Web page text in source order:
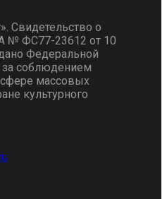
Свидетельство о
№ ФС77-23612 от 10
Федеральной
за соблюдением
сфере массовых
культурного